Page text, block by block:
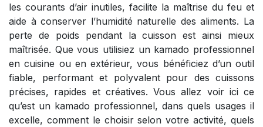
les courants d’air inutiles, facilite la maîtrise du feu et
aide à conserver l’humidité naturelle des aliments. La
perte de poids pendant la cuisson est ainsi mieux
maîtrisée. Que vous utilisiez un kamado professionnel
en cuisine ou en extérieur, vous bénéficiez d’un outil
fiable, performant et polyvalent pour des cuissons
précises, rapides et créatives. Vous allez voir ici ce
qu’est un kamado professionnel, dans quels usages il
excelle, comment le choisir selon votre activité, quels